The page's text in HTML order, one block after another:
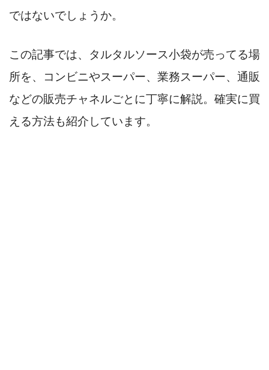
ではないでしょうか。
この記事では、タルタルソース小袋が売ってる場
所を、コンビニやスーパー、業務スーパー、通販
などの販売チャネルごとに丁寧に解説。確実に買
える方法も紹介しています。